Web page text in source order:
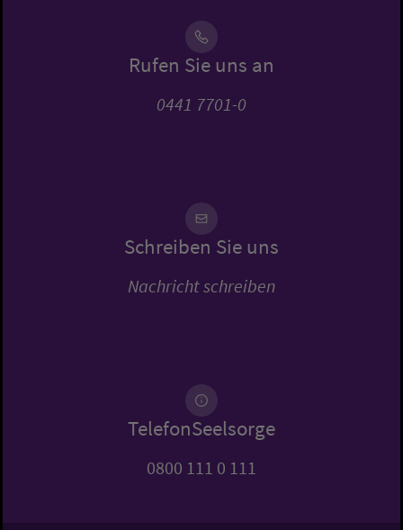
Rufen Sie uns an
0441 7701-0
Schreiben Sie uns
Nachricht schreiben
TelefonSeelsorge
0800 111 0 111